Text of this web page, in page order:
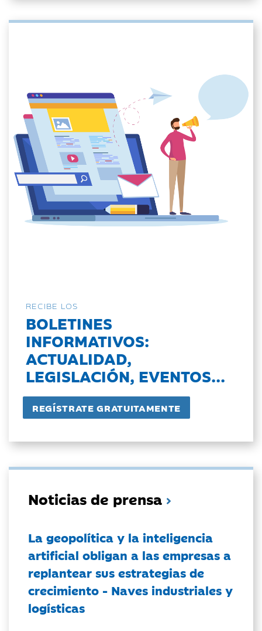
RECIBE LOS
BOLETINES
INFORMATIVOS:
ACTUALIDAD,
LEGISLACIÓN, EVENTOS...
Noticias de prensa
La geopolítica y la inteligencia
artificial obligan a las empresas a
replantear sus estrategias de
crecimiento - Naves industriales y
logísticas